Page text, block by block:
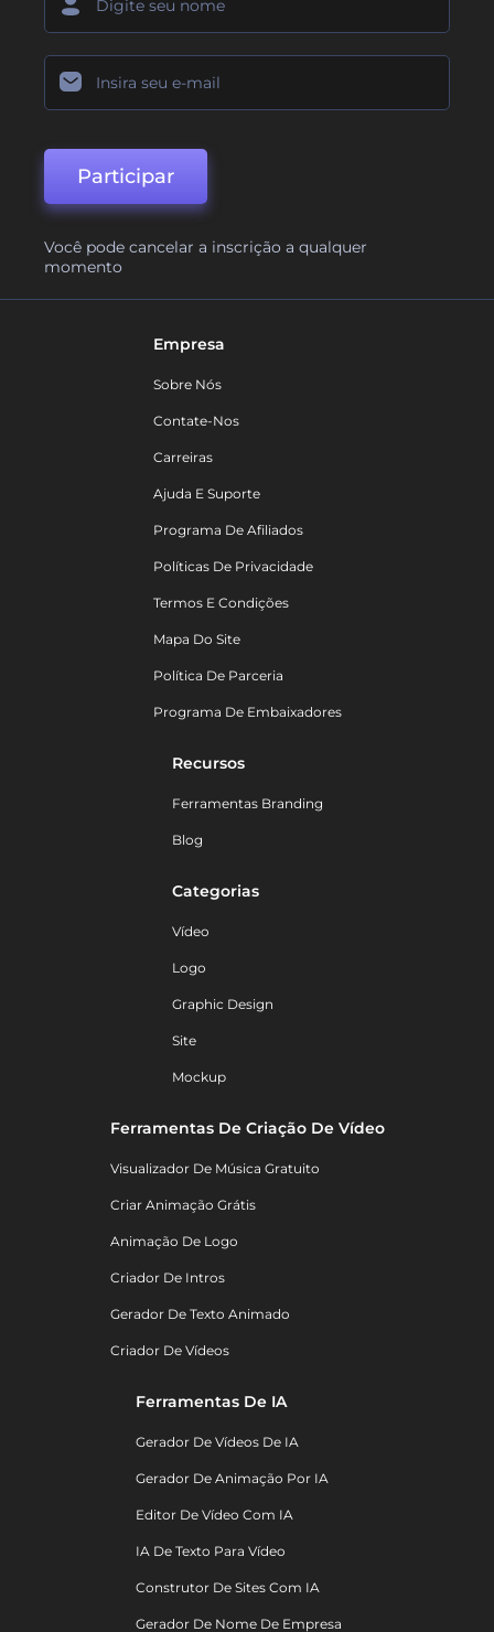
Participar
Você pode cancelar a inscrição a qualquer
momento
Empresa
Sobre Nós
Contate-Nos
Carreiras
Ajuda E Suporte
Programa De Afiliados
Políticas De Privacidade
Termos E Condições
Mapa Do Site
Política De Parceria
Programa De Embaixadores
Recursos
Ferramentas Branding
Blog
Categorias
Vídeo
Logo
Graphic Design
Site
Mockup
Ferramentas De Criação De Vídeo
Visualizador De Música Gratuito
Criar Animação Grátis
Animação De Logo
Criador De Intros
Gerador De Texto Animado
Criador De Vídeos
Ferramentas De IA
Gerador De Vídeos De IA
Gerador De Animação Por IA
Editor De Vídeo Com IA
IA De Texto Para Vídeo
Construtor De Sites Com IA
Gerador De Nome De Empresa